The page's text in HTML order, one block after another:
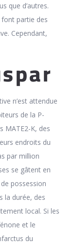
que d’autres.
partie des
Cependant,
n’est attendue
de la P-
MATE2-K, des
endroits du
par million
se gâtent en
possession
la durée, des
local. Si les
et le
du